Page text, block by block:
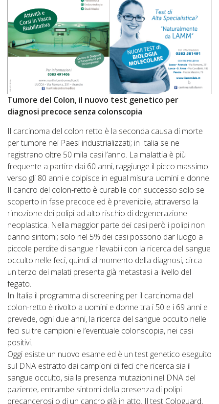
Tumore del Colon, il nuovo test genetico per
diagnosi precoce senza colonscopia
Il carcinoma del colon retto è la seconda causa di morte
per tumore nei Paesi industrializzati; in Italia se ne
registrano oltre 50 mila casi l’anno. La malattia è più
frequente a partire dai 60 anni, raggiunge il picco massimo
verso gli 80 anni e colpisce in egual misura uomini e donne.
Il cancro del colon-retto è curabile con successo solo se
scoperto in fase precoce ed è prevenibile, attraverso la
rimozione dei polipi ad alto rischio di degenerazione
neoplastica. Nella maggior parte dei casi però i polipi non
danno sintomi; solo nel 5% dei casi possono dar luogo a
piccole perdite di sangue rilevabili con la ricerca del sangue
occulto nelle feci, quindi al momento della diagnosi, circa
un terzo dei malati presenta già metastasi a livello del
fegato.
In Italia il programma di screening per il carcinoma del
colon-retto è rivolto a uomini e donne tra i 50 e i 69 anni e
prevede, ogni due anni, la ricerca del sangue occulto nelle
feci su tre campioni e l’eventuale colonscopia, nei casi
positivi.
Oggi esiste un nuovo esame ed è un test genetico eseguito
sul DNA estratto dai campioni di feci che ricerca sia il
sangue occulto, sia la presenza mutazioni nel DNA del
paziente, entrambe sintomi della presenza di polipi
precancerosi o di un cancro già in atto. Il test Cologuard,